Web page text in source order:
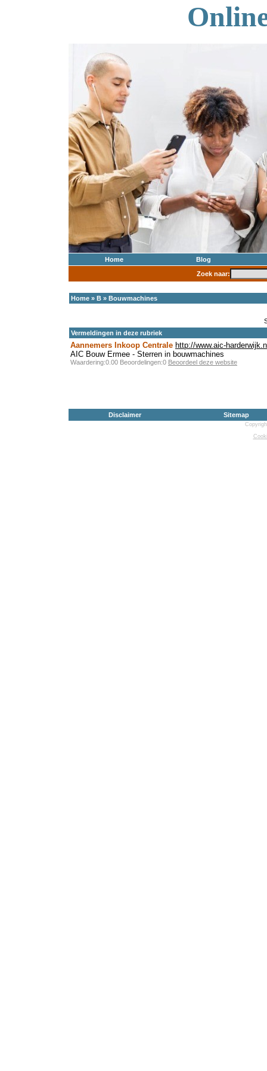
Home
Blog
Zoek naar:
Home » B » Bouwmachines
Vermeldingen in deze rubriek
Aannemers Inkoop Centrale http://www.aic-
AIC Bouw Ermee - Sterren in bouwmachines
Waardering:0.00 Beoordelingen:0 Beoordeel deze website
Disclaimer Sitemap